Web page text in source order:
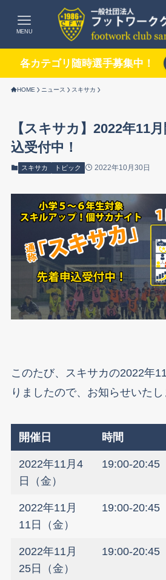
MENU
各カテゴリ随時選手募集中！
HOME ニュース スキサカ
【スキサカ】2022年11
込受付中！
スキサカ トピック 2022年10月30日
このたび、スキサカの2022年
りましたので、お知らせいたし
開催日 時間
2022年11月4
日（金）
19:00-20:45
2022年11月
11日（金）
19:00-20:45
2022年11月
25日（金）
19:00-20:45